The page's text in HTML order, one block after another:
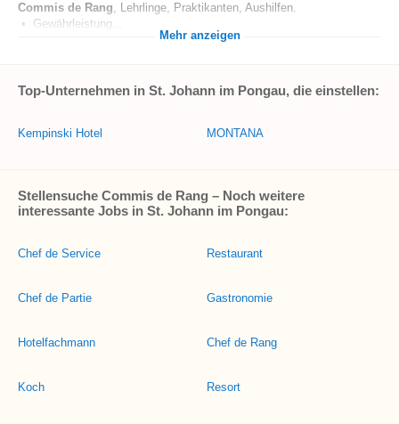
Commis de Rang, Lehrlinge, Praktikanten, Aushilfen.
• Gewährleistung...
Mehr anzeigen
Top-Unternehmen in St. Johann im Pongau, die einstellen:
Kempinski Hotel MONTANA
Stellensuche Commis de Rang – Noch weitere
interessante Jobs in St. Johann im Pongau:
Chef de Service
Chef de Partie
Hotelfachmann
Koch
Restaurant
Gastronomie
Chef de Rang
Resort